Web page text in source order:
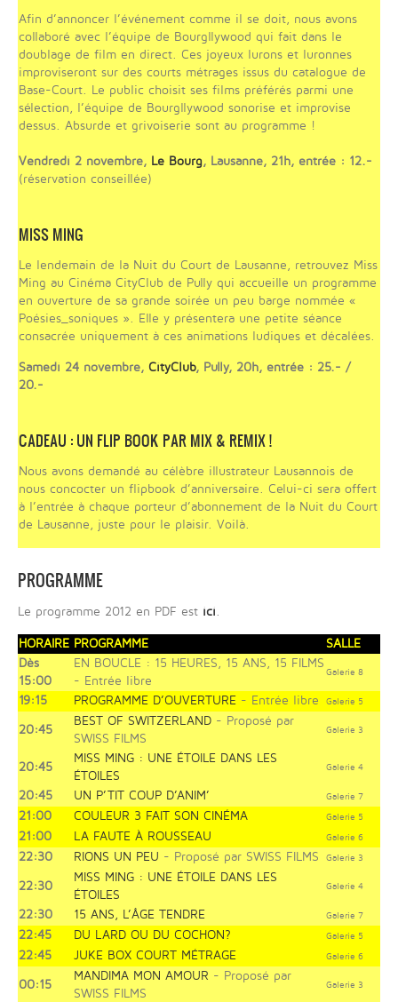
Afin d’annoncer l’événement comme il se doit, nous avons
collaboré avec l’équipe de Bourgllywood qui fait dans le
doublage de film en direct. Ces joyeux lurons et luronnes
improviseront sur des courts métrages issus du catalogue de
Base-Court. Le public choisit ses films préférés parmi une
sélection, l’équipe de Bourgllywood sonorise et improvise
dessus. Absurde et grivoiserie sont au programme !
Vendredi 2 novembre, Le Bourg, Lausanne, 21h, entrée : 12.-
(réservation conseillée)
MISS MING
Le lendemain de la Nuit du Court de Lausanne, retrouvez Miss
Ming au Cinéma CityClub de Pully qui accueille un programme
en ouverture de sa grande soirée un peu barge nommée «
Poésies_soniques ». Elle y présentera une petite séance
consacrée uniquement à ces animations ludiques et décalées.
Samedi 24 novembre, CityClub, Pully, 20h, entrée : 25.- /
20.-
CADEAU : UN FLIP BOOK PAR MIX & REMIX !
Nous avons demandé au célèbre illustrateur Lausannois de
nous concocter un flipbook d’anniversaire. Celui-ci sera offert
à l’entrée à chaque porteur d’abonnement de la Nuit du Court
de Lausanne, juste pour le plaisir. Voilà.
PROGRAMME
Le programme 2012 en PDF est ici.
HORAIRE PROGRAMME
SALLE
Dès
15:00
EN BOUCLE : 15 HEURES, 15 ANS, 15 FILMS
- Entrée libre
Galerie 8
19:15 PROGRAMME D’OUVERTURE - Entrée libre Galerie 5
20:45
BEST OF SWITZERLAND - Proposé par
SWISS FILMS
Galerie 3
20:45
MISS MING : UNE ÉTOILE DANS LES
ÉTOILES
Galerie 4
20:45 UN P’TIT COUP D’ANIM’ Galerie 7
21:00 COULEUR 3 FAIT SON CINÉMA Galerie 5
21:00 LA FAUTE À ROUSSEAU Galerie 6
22:30 RIONS UN PEU - Proposé par SWISS FILMS Galerie 3
22:30
MISS MING : UNE ÉTOILE DANS LES
ÉTOILES
Galerie 4
22:30 15 ANS, L’ÂGE TENDRE Galerie 7
22:45 DU LARD OU DU COCHON? Galerie 5
22:45 JUKE BOX COURT MÉTRAGE Galerie 6
00:15
MANDIMA MON AMOUR - Proposé par
SWISS FILMS
Galerie 3